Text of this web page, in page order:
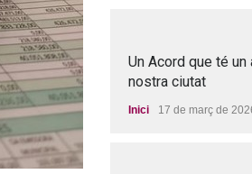
Un Acord que té
nostra ciutat
Inici 17 de març de